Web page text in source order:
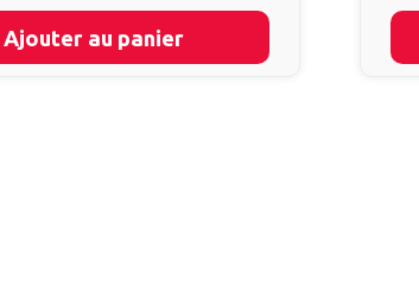
Ajouter au panier